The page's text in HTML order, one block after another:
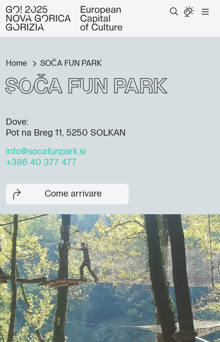
Home SOČA FUN PARK
SOČA FUN PARK
Dove:
Pot na Breg 11, 5250 SOLKAN
info@socafunpark.si
+386 40 377 477
Come arrivare